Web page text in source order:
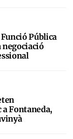
Pública
negociació
Fontaneda,